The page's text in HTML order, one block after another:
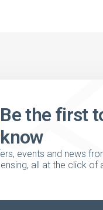
Be the first
know
events and news
all at the click of